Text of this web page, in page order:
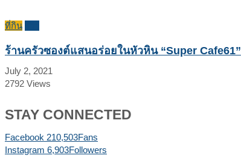
ที่กิน
ร้านครัวซองต์แสนอร่อยในหัวหิน “Super Cafe61”
July 2, 2021
2792 Views
STAY CONNECTED
Facebook 210,503Fans
Instagram 6,903Followers